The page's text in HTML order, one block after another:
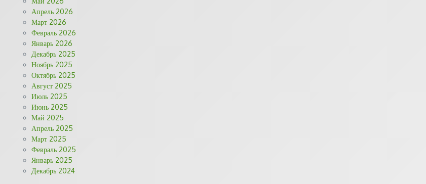
Апрель 2026
Март 2026
Февраль 2026
Январь 2026
Декабрь 2025
Ноябрь 2025
Октябрь 2025
Август 2025
Июль 2025
Июнь 2025
Май 2025
Апрель 2025
Март 2025
Февраль 2025
Январь 2025
Декабрь 2024